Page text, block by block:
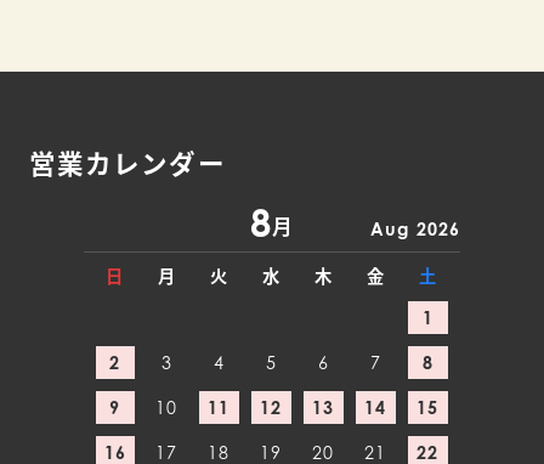
営業カレンダー
8月 Aug 2026
日 月 火 水 木 金
土
1
2 3 4 5 6 7 8
9 10 11 12 13 14 15
16 17 18 19 20 21 22